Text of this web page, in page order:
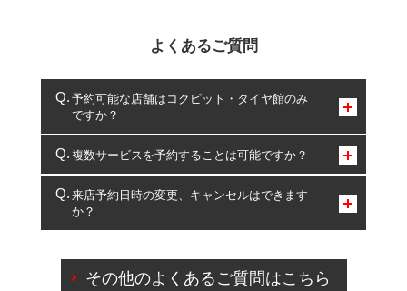
よくあるご質問
予約可能な店舗はコクピット・タイヤ館のみ
ですか？
コクピット・タイヤ館のみとなります。
複数サービスを予約することは可能ですか？
複数サービスのご予約は可能です。
一部の商品・サービスの組み合わせに限り、同時にご予約が
出来ないものもございます。
来店予約日時の変更、キャンセルはできます
か？
ご来店予約日の3営業日前を過ぎている場合のご予約
その他のよくあるご質問はこちら